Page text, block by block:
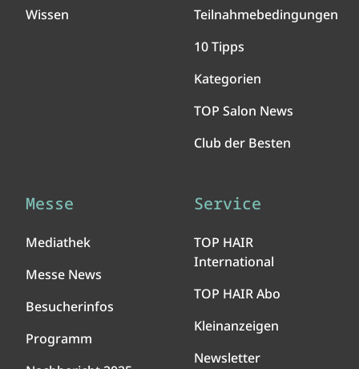
Wissen
Teilnahmebedingungen
10 Tipps
Kategorien
TOP Salon News
Club der Besten
Messe
Mediathek
Messe News
Besucherinfos
Programm
Service
TOP HAIR
International
TOP HAIR Abo
Kleinanzeigen
Newsletter